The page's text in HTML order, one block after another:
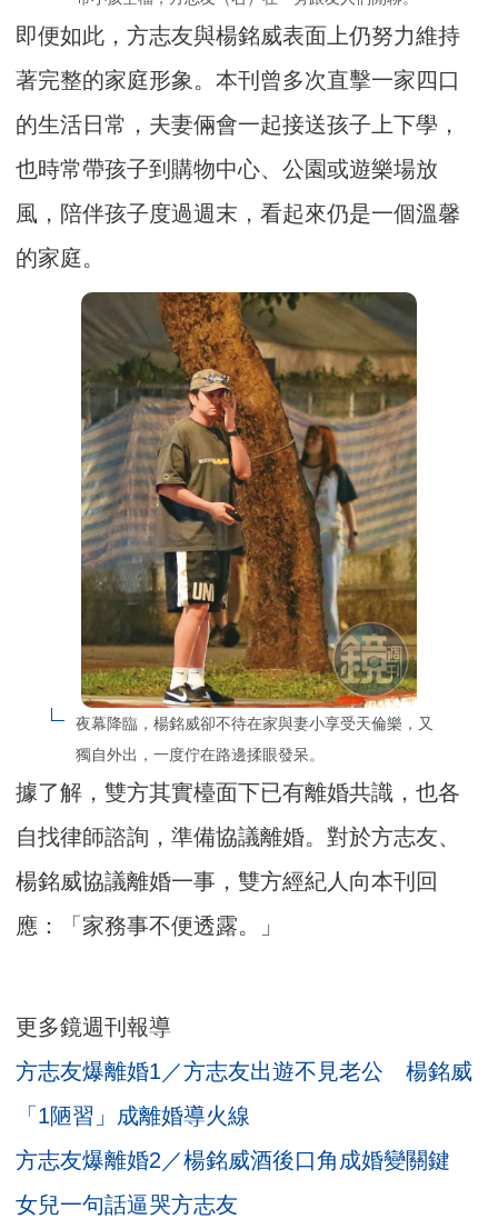
即便如此，方志友與楊銘威表面上仍努力維持
著完整的家庭形象。本刊曾多次直擊一家四口
的生活日常，夫妻倆會一起接送孩子上下學，
也時常帶孩子到購物中心、公園或遊樂場放
風，陪伴孩子度過週末，看起來仍是一個溫馨
的家庭。
夜幕降臨，楊銘威卻不待在家與妻小享受天倫樂，又
獨自外出，一度佇在路邊揉眼發呆。
據了解，雙方其實檯面下已有離婚共識，也各
自找律師諮詢，準備協議離婚。對於方志友、
楊銘威協議離婚一事，雙方經紀人向本刊回
應：「家務事不便透露。」
更多鏡週刊報導
方志友爆離婚1／方志友出遊不見老公 楊銘威
「1陋習」成離婚導火線
方志友爆離婚2／楊銘威酒後口角成婚變關鍵
女兒一句話逼哭方志友